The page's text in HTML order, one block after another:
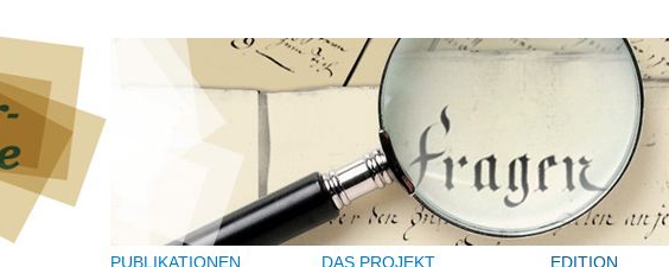
PUBLIKATIONEN DAS PROJEKT EDITION